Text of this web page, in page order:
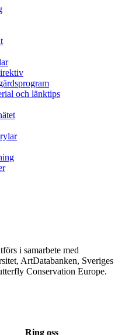
och länktips
i samarbete med
ArtDatabanken, Sveriges
Conservation Europe.
Ring oss